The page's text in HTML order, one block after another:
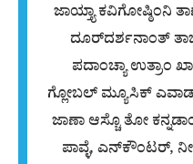
ಜಾಯ್ತ್ಯಾ ಕವಿಗೋಷ್ಠಿಂನಿ
ದೂರ್‌ದರ್ಶನಾಂತ್
ಪದಾಂಚ್ಯಾ ಉತ್ರಾಂ
ಗ್ಲೋಬಲ್ ಮ್ಯೂಸಿಕ್
ಜಾಣಾ ಆಸ್ಚೊ ತೋ
ಪಾವ್ಳೆ, ಎನ್‌ಕೌಂಟರ್,